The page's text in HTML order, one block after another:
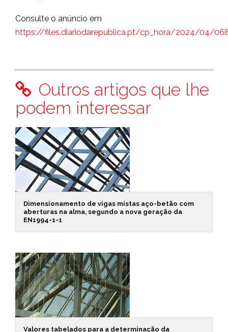
Consulte o anúncio em
https://files.diariodarepublica.pt/cp_hora/2024/04/
Outros artigos que lhe
podem interessar
Dimensionamento de vigas mistas aço-betão com
aberturas na alma, segundo a nova geração da
EN1994-1-1
Valores tabelados para a determinação da